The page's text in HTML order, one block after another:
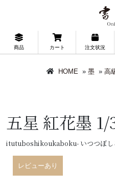
商品 カート 注文状況
HOME » 墨 » 高
五星 紅花墨
itutuboshikoukaboku- いつつぼし
レビューあり